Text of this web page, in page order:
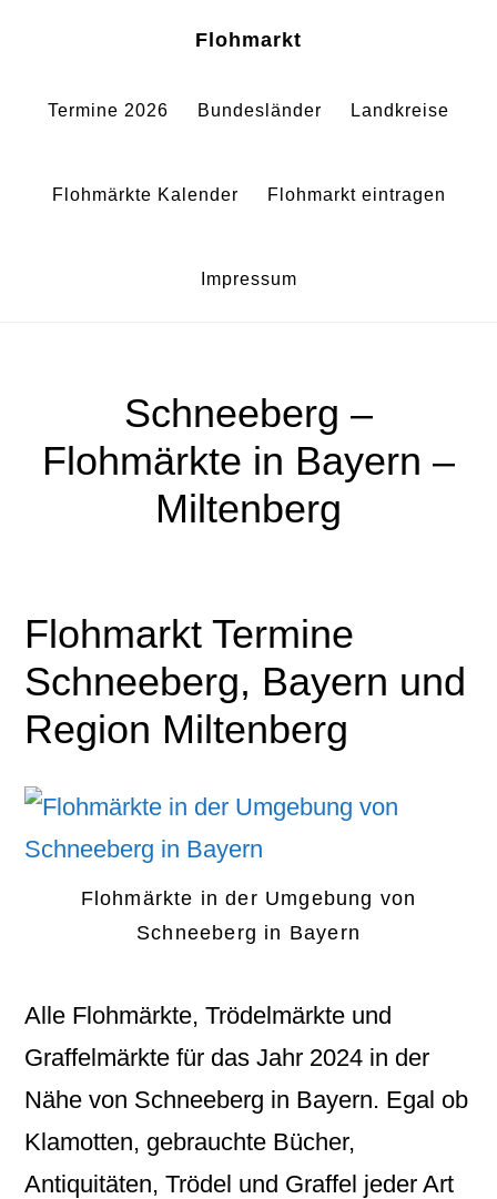
springen
springen
Flohmarkt
Termine 2026 Bundesländer Landkreise
Flohmärkte Kalender Flohmarkt eintragen
Impressum
Schneeberg –
Flohmärkte in Bayern –
Miltenberg
Flohmarkt Termine
Schneeberg, Bayern und
Region Miltenberg
Flohmärkte in der Umgebung von
Schneeberg in Bayern
Alle Flohmärkte, Trödelmärkte und
Graffelmärkte für das Jahr 2024 in der
Nähe von Schneeberg in Bayern. Egal ob
Klamotten, gebrauchte Bücher,
Antiquitäten, Trödel und Graffel jeder Art